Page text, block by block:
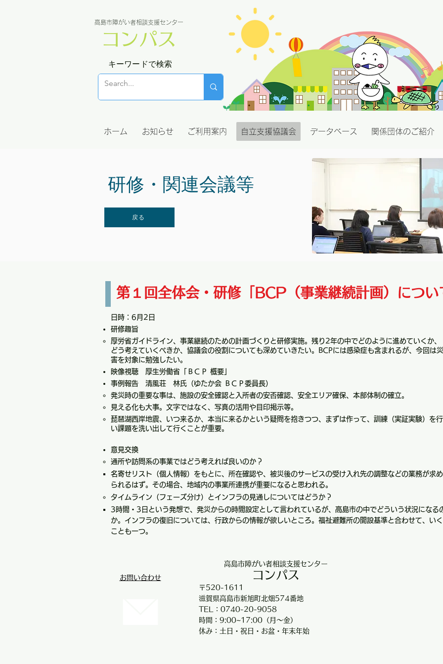
高島市障がい者相談支援センター
コンパス
キーワードで検索
ホーム お知らせ ご利用案内 自立支援協議会 データベース 関係団体のご紹介
研修・関連会議等
戻る
第１回全体会・研修「BCP（事業継続計画）につい
​日時：6月2日
研修趣旨
厚労省ガイドライン、事業継続のための計画づくりと研修実施。残り2年の中でどのように進めていくか、
どう考えていくべきか、協議会の役割についても深めていきたい。BCPには感染症も含まれるが、今回は災
害を対象に勉強したい。
映像視聴 厚生労働省「ＢＣＰ 概要」
事例報告 清風荘 林氏（ゆたか会 ＢＣＰ委員長）
発災時の重要な事は、施設の安全確認と入所者の安否確認、安全エリア確保、本部体制の確立。
見える化も大事。文字ではなく、写真の活用や目印掲示等。
琵琶湖西岸地震、いつ来るか、本当に来るかという疑問を抱きつつ、まずは作って、訓練（実証実験）を行
い課題を洗い出して行くことが重要。
意見交換
通所や訪問系の事業ではどう考えれば良いのか？
名寄せリスト（個人情報）をもとに、所在確認や、被災後のサービスの受け入れ先の調整などの業務が求め
られるはず。その場合、地域内の事業所連携が重要になると思われる。
タイムライン（フェーズ分け）とインフラの見通しについてはどうか？
3時間・3日という発想で、発災からの時間設定として言われているが、高島市の中でどういう状況になる
か。インフラの復旧については、行政からの情報が欲しいところ。福祉避難所の開設基準と合わせて、いく
ことも一つ。
お問い合わせ
高島市障がい者相談支援センター
コンパス
〒520-1611
滋賀県高島市新旭町北畑574番地
TEL：0740-20-9058
時間：9:00~17:00（月～金）
休み：土日・祝日・お盆・年末年始